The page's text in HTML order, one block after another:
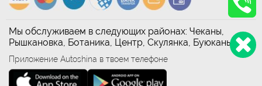
Мы обслуживаем в следующих районах: Чеканы,
Рышкановка, Ботаника, Центр, Скулянка, Буюканы
Приложение Autoshina в твоем телефоне